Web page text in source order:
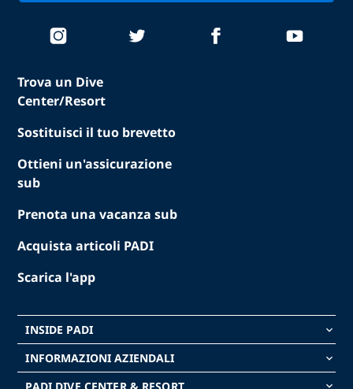
Trova un Dive
Center/Resort
Sostituisci il tuo brevetto
Ottieni un'assicurazione
sub
Prenota una vacanza sub
Acquista articoli PADI
Scarica l'app
INSIDE PADI keyboard_arrow_down
INFORMAZIONI AZIENDALI keyboard_arrow_down
PADI DIVE CENTER & RESORT keyboard_arrow_down